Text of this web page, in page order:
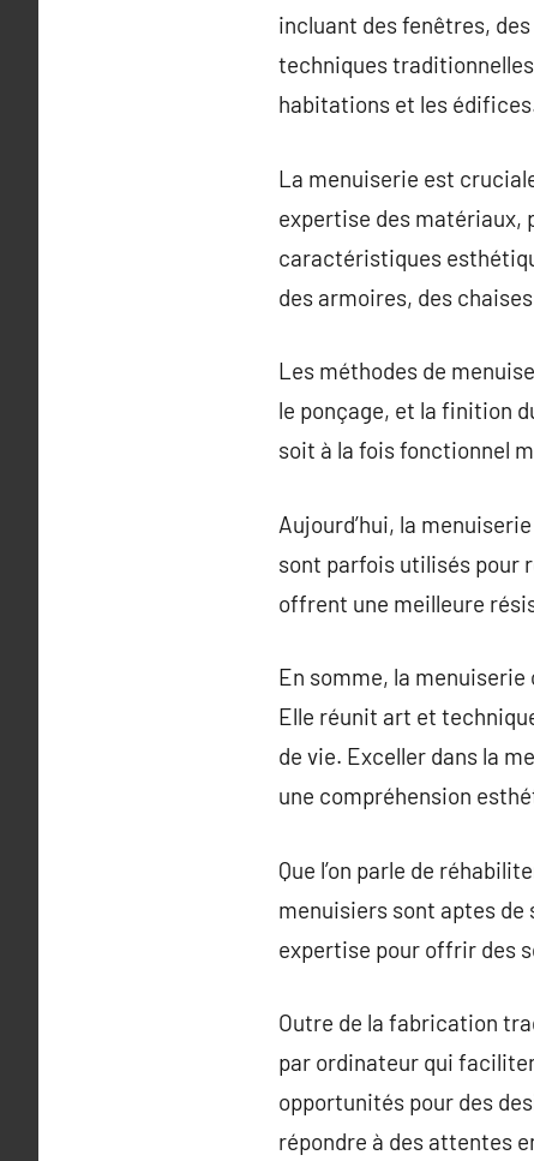
incluant des fenêtres,
techniques
habitations et les
La menuiserie est
expertise des matériaux,
caractéristiques
des armoires, des
Les méthodes de
le ponçage, et la finition
soit à la fois fonctionnel
Aujourd’hui, la
sont parfois utilisés pour
offrent une meilleure
En somme, la
Elle réunit art et
de vie. Exceller dans la
une compréhension
Que l’on parle de
menuisiers sont aptes de
expertise pour offrir des
Outre de la fabrication
par ordinateur qui
opportunités pour des
répondre à des attentes